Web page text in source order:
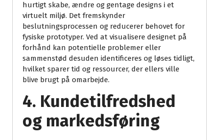
hurtigt skabe, ændre og gentage designs i et
virtuelt miljø. Det fremskynder
beslutningsprocessen og reducerer behovet for
fysiske prototyper. Ved at visualisere designet på
forhånd kan potentielle problemer eller
sammenstød desuden identificeres og løses tidligt,
hvilket sparer tid og ressourcer, der ellers ville
blive brugt på omarbejde.
4. Kundetilfredshed
og markedsføring